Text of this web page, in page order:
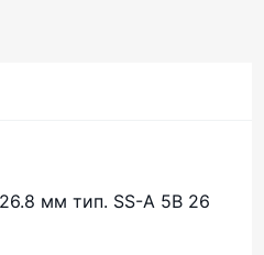
мм тип. SS-A 5B 26